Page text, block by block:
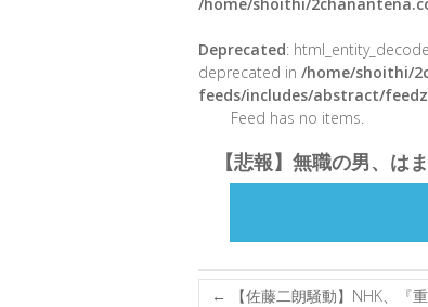
Deprecated:
deprecated in /home/shoithi/
feeds/includes/abstract/
Feed has no items.
【悲報】無職の男、は
←
【佐藤二朗騒動】NHK、『